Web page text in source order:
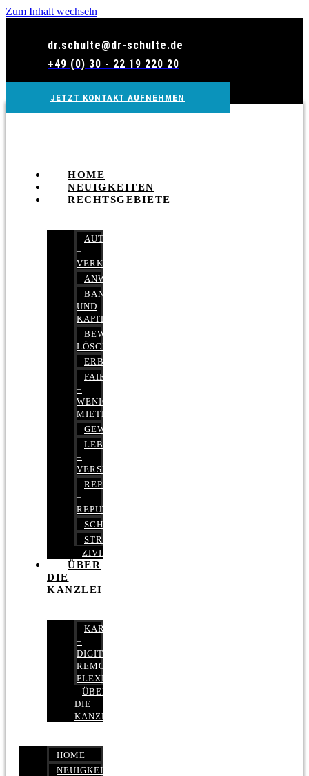
Zum Inhalt wechseln
dr.schulte@dr-schulte.de
+49 (0) 30 - 22 19 220 20
JETZT KONTAKT AUFNEHMEN
HOME
NEUIGKEITEN
RECHTSGEBIETE
AUTOBETRUG
–
VERKEHRSRECHT
ANWALTSHAFTUNGSRECHT
BANK-
UND
KAPITALMARKTRECHT
BEWERTUNGEN
LÖSCHEN
ERBRECHT
FAIRMIETEN
–
WENIGER
MIETE
GEWERBERECHT
LEBENSVERSICHERUNG
–
VERSICHERUNGSRECHT
REPUTATIONSRECHT
–
REPUTATIONSMANAGEMENT
SCHUFARECHT
STRAFRECHT
ZIVILRECHT
ÜBER
DIE
KANZLEI
KARRIERE
–
DIGITAL,
REMOTE,
FLEXIBEL
ÜBER
DIE
KANZLEI
HOME
NEUIGKEITEN